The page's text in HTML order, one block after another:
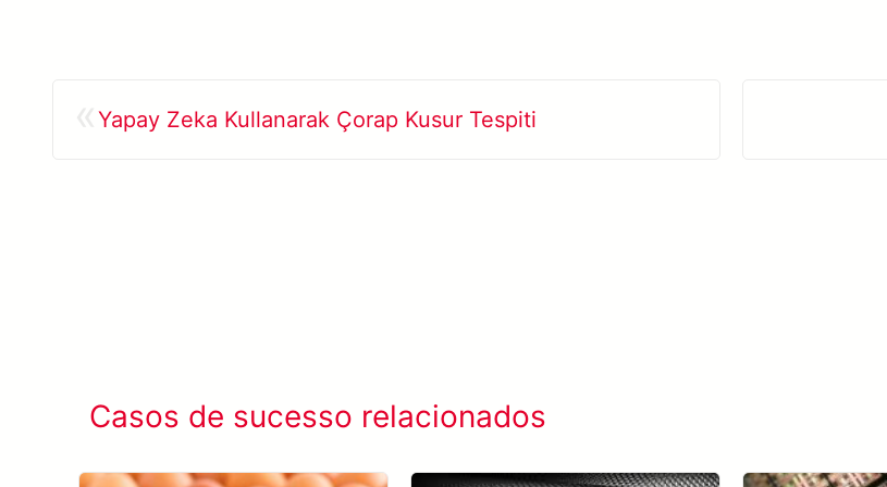
Yapay Zeka Kullanarak Çorap Kusur Tespiti
Casos de sucesso relacionados